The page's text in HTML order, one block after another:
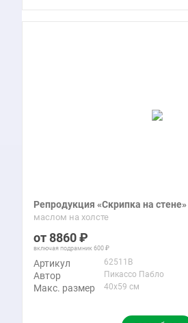
Репродукция «Скрипка на стене»
маслом на холсте
8860
включая подрамник 600
Артикул 62511B
Автор Пикассо Пабло
Макс. размер 40x59 см